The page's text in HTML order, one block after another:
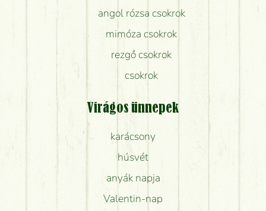
angol rózsa csokrok
mimóza csokrok
rezgő csokrok
csokrok
Virágos ünnepek
karácsony
húsvét
anyák napja
Valentin-nap